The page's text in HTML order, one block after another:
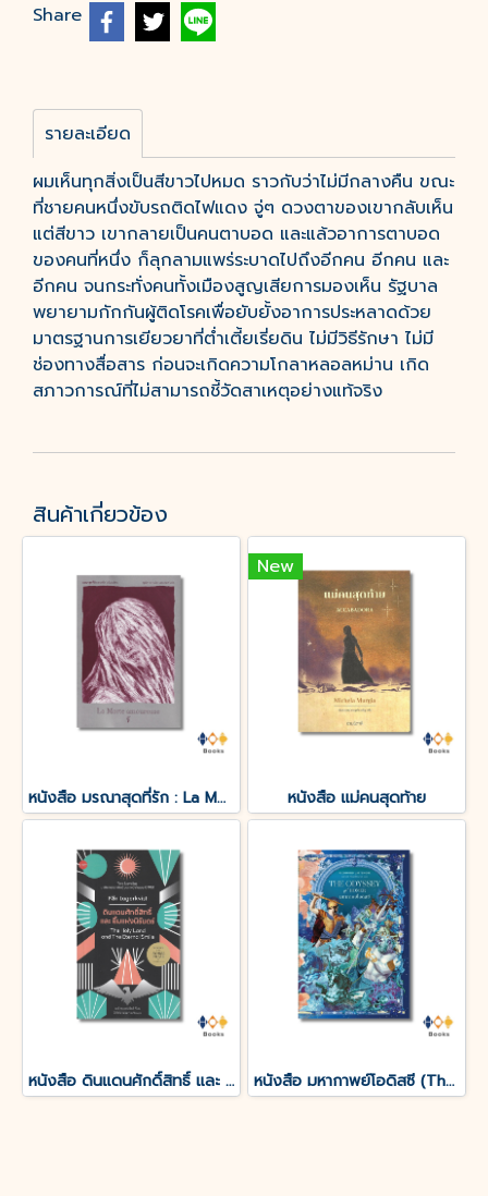
Share
รายละเอียด
ผมเห็นทุกสิ่งเป็นสีขาวไปหมด ราวกับว่าไม่มีกลางคืน ขณะ
ที่ชายคนหนึ่งขับรถติดไฟแดง จู่ๆ ดวงตาของเขากลับเห็น
แต่สีขาว เขากลายเป็นคนตาบอด และแล้วอาการตาบอด
ของคนที่หนึ่ง ก็ลุกลามแพร่ระบาดไปถึงอีกคน อีกคน และ
อีกคน จนกระทั่งคนทั้งเมืองสูญเสียการมองเห็น รัฐบาล
พยายามกักกันผู้ติดโรคเพื่อยับยั้งอาการประหลาดด้วย
มาตรฐานการเยียวยาที่ต่ำเตี้ยเรี่ยดิน ไม่มีวิธีรักษา ไม่มี
ช่องทางสื่อสาร ก่อนจะเกิดความโกลาหลอลหม่าน เกิด
สภาวการณ์ที่ไม่สามารถชี้วัดสาเหตุอย่างแท้จริง
สินค้าเกี่ยวข้อง
หนังสือ มรณาสุดที่รัก : La Morte amoureuse
New
หนังสือ แม่คนสุดท้าย
หนังสือ ดินแดนศักดิ์สิทธิ์ และ ยิ้มแห่งนิรันดร์ หนังสือ มหากาพย์โอดิสซี (The Odyssey of Homer)